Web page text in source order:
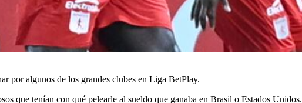
por algunos de los grandes clubes en Liga BetPlay.
que tenían con qué pelearle al sueldo que ganaba en Brasil o Estados Unidos.